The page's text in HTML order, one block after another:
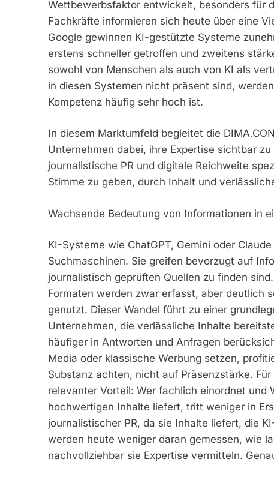
Wettbewerbsfaktor entwickelt, besonders für
Fachkräfte informieren sich heute über eine
Google gewinnen KI-gestützte Systeme
erstens schneller getroffen und zweitens
sowohl von Menschen als auch von KI als
in diesen Systemen nicht präsent sind,
Kompetenz häufig sehr hoch ist.
In diesem Marktumfeld begleitet die
Unternehmen dabei, ihre Expertise sichtbar
journalistische PR und digitale Reichweite
Stimme zu geben, durch Inhalt und
Wachsende Bedeutung von Informationen in
KI-Systeme wie ChatGPT, Gemini oder
Suchmaschinen. Sie greifen bevorzugt auf
journalistisch geprüften Quellen zu finden
Formaten werden zwar erfasst, aber deutlich
genutzt. Dieser Wandel führt zu einer
Unternehmen, die verlässliche Inhalte
häufiger in Antworten und Anfragen
Media oder klassische Werbung setzen,
Substanz achten, nicht auf Präsenzstärke.
relevanter Vorteil: Wer fachlich einordnet
hochwertigen Inhalte liefert, tritt weniger in
journalistischer PR, da sie Inhalte liefert, die
werden heute weniger daran gemessen, wie
nachvollziehbar sie Expertise vermitteln.